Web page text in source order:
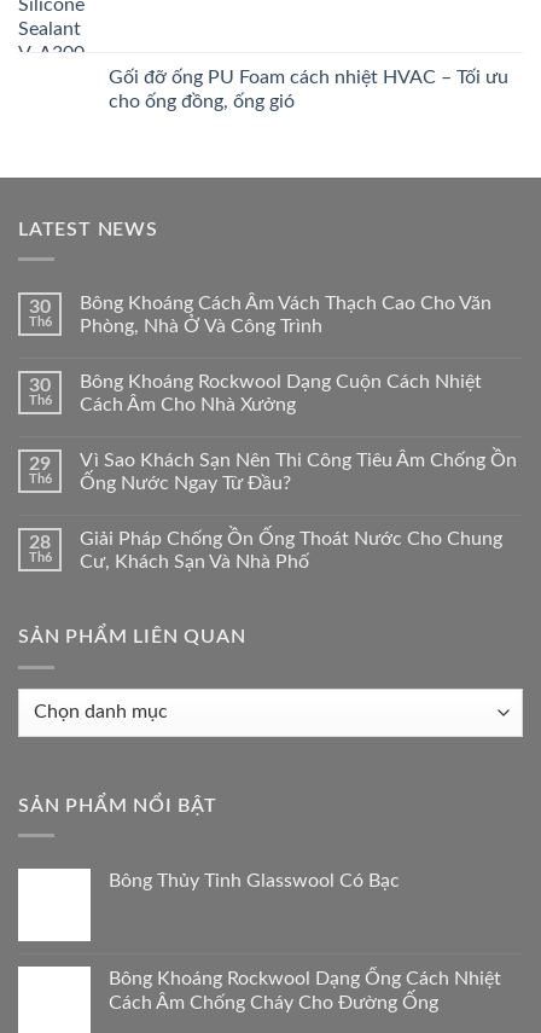
Gối đỡ ống PU Foam cách nhiệt HVAC – Tối ưu
cho ống đồng, ống gió
LATEST NEWS
30
Th6
Bông Khoáng Cách Âm Vách Thạch Cao Cho Văn
Phòng, Nhà Ở Và Công Trình
30
Th6
Bông Khoáng Rockwool Dạng Cuộn Cách Nhiệt
Cách Âm Cho Nhà Xưởng
29
Th6
Vì Sao Khách Sạn Nên Thi Công Tiêu Âm Chống Ồn
Ống Nước Ngay Từ Đầu?
28
Th6
Giải Pháp Chống Ồn Ống Thoát Nước Cho Chung
Cư, Khách Sạn Và Nhà Phố
SẢN PHẨM LIÊN QUAN
Sản
SẢN PHẨM NỔI BẬT
Bông Thủy Tinh Glasswool Có Bạc
Bông Khoáng Rockwool Dạng Ống Cách Nhiệt
Cách Âm Chống Cháy Cho Đường Ống